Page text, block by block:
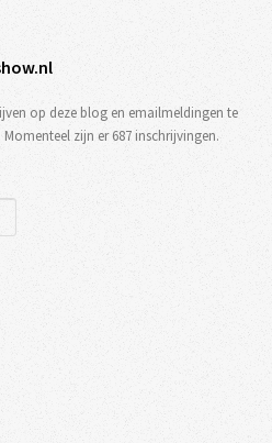
op deze blog en emailmeldingen te
zijn er 687 inschrijvingen.